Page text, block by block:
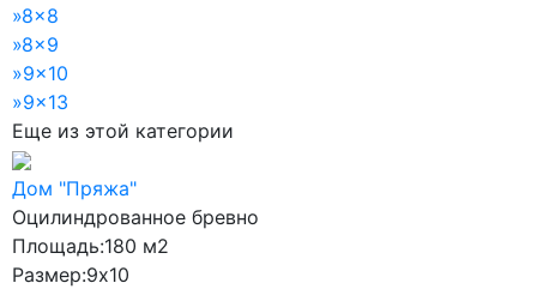
»8x8
»8x9
»9x10
»9x13
Еще из этой категории
Дом "Пряжа"
Оцилиндрованное бревно
Площадь:180 м2
Размер:9x10